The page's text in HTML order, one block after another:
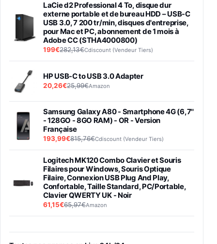
LaCie d2 Professional 4 To, disque dur
externe portable et de bureau HDD – USB-C
USB 3.0, 7 200 tr/min, disques d'entreprise,
pour Mac et PC, abonnement de 1 mois à
Adobe CC (STHA4000800)
199€282,13€Cdiscount (Vendeur Tiers)
HP USB-C to USB 3.0 Adapter
20,26€25,99€Amazon
Samsung Galaxy A80 - Smartphone 4G (6,7''
- 128GO - 8GO RAM) - OR - Version
Française
193,99€815,76€Cdiscount (Vendeur Tiers)
Logitech MK120 Combo Clavier et Souris
Filaires pour Windows, Souris Optique
Filaire, Connexion USB Plug And Play,
Confortable, Taille Standard, PC/Portable,
Clavier QWERTY UK - Noir
61,15€65,97€Amazon
entraénement direct 3 vitesses (33-45-78